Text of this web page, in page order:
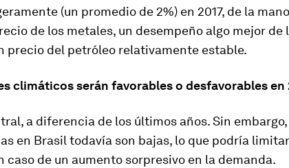
(un promedio de 2%) en 2017, de la
de los metales, un desempeño algo mejor de
precio del petróleo relativamente estable.
climáticos serán favorables o desfavorables en
a diferencia de los últimos años. Sin
en Brasil todavía son bajas, lo que podría
caso de un aumento sorpresivo en la demanda.